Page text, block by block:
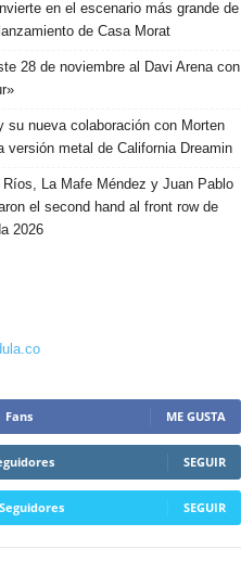
en el escenario más grande de
de Casa Morat
28 de noviembre al Davi Arena con
su nueva colaboración con Morten
versión metal de California Dreamin
La Mafe Méndez y Juan Pablo
el second hand al front row de
2026
Fans ME GUSTA
SEGUIR
Seguidores SEGUIR